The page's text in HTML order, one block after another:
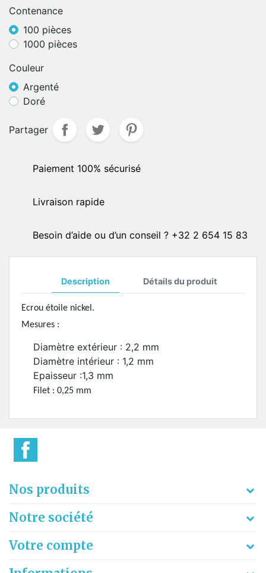
Contenance
100 pièces
1000 pièces
Couleur
Argenté
Doré
Partager
Paiement 100% sécurisé
Livraison rapide
Besoin d’aide ou d’un conseil ? +32 2 654 15 83
Description Détails du produit
Ecrou étoile nickel.
Mesures :
Diamètre extérieur : 2,2 mm
Diamètre intérieur : 1,2 mm
Epaisseur :1,3 mm
Filet : 0,25 mm
Nos produits
Notre société
Votre compte